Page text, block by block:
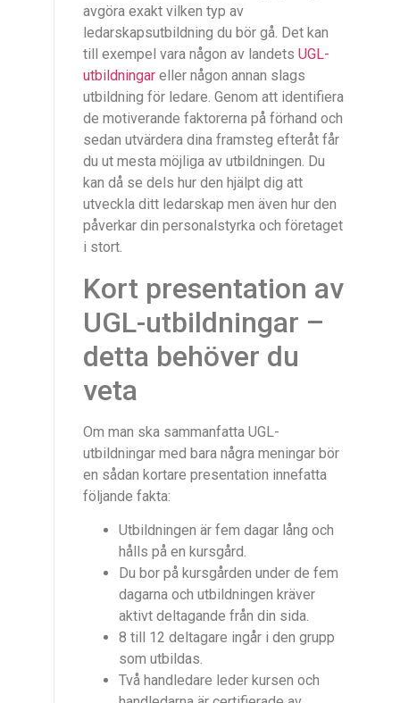
avgöra exakt vilken typ av
ledarskapsutbildning du bör gå. Det kan
till exempel vara någon av landets UGL-
utbildningar eller någon annan slags
utbildning för ledare. Genom att identifiera
de motiverande faktorerna på förhand och
sedan utvärdera dina framsteg efteråt får
du ut mesta möjliga av utbildningen. Du
kan då se dels hur den hjälpt dig att
utveckla ditt ledarskap men även hur den
påverkar din personalstyrka och företaget
i stort.
Kort presentation av
UGL-utbildningar –
detta behöver du
veta
Om man ska sammanfatta UGL-
utbildningar med bara några meningar bör
en sådan kortare presentation innefatta
följande fakta:
Utbildningen är fem dagar lång och
hålls på en kursgård.
Du bor på kursgården under de fem
dagarna och utbildningen kräver
aktivt deltagande från din sida.
8 till 12 deltagare ingår i den grupp
som utbildas.
Två handledare leder kursen och